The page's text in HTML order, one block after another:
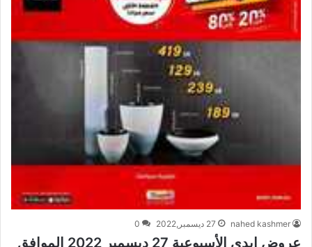
nahed kashmer 27 ديسمبر,2022 0
عروض ايدي الأسبوعية 27 ديسمبر 2022 الموافق